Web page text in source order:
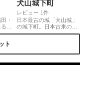
・
戦
に佇
、
影
。城
れる
犬山城下町
レビュー 1件
日本最古の城「犬山城」
の城下町。日本古来の四
季模様を眺めながら、名
つけて。外国人観光客に
ト